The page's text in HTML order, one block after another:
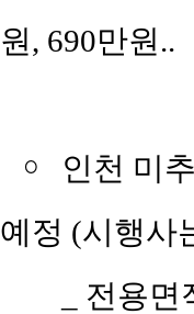
원, 690만원..
￮
인천 미
예정 (시행사
_ 전용